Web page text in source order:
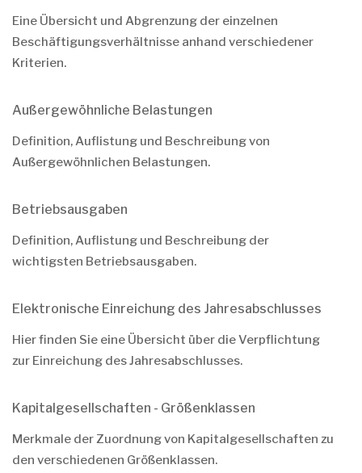
Eine Übersicht und Abgrenzung der einzelnen
Beschäftigungsverhältnisse anhand verschiedener
Kriterien.
Außergewöhnliche Belastungen
Definition, Auflistung und Beschreibung von
Außergewöhnlichen Belastungen.
Betriebsausgaben
Definition, Auflistung und Beschreibung der
wichtigsten Betriebsausgaben.
Elektronische Einreichung des Jahresabschlusses
Hier finden Sie eine Übersicht über die Verpflichtung
zur Einreichung des Jahresabschlusses.
Kapitalgesellschaften - Größenklassen
Merkmale der Zuordnung von Kapitalgesellschaften zu
den verschiedenen Größenklassen.